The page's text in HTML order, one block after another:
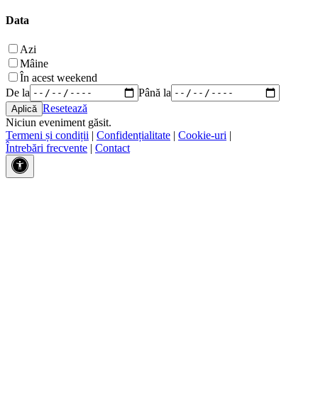
Data
Azi
Mâine
În acest weekend
De la
Până la
Resetează
Niciun eveniment găsit.
Termeni și condiții | Confidențialitate | Cookie-uri |
Întrebări frecvente | Contact